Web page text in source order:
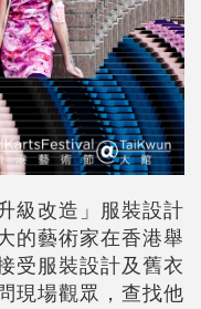
級改造」服裝設計
的藝術家在香港舉
受服裝設計及舊衣
現場觀眾，查找他